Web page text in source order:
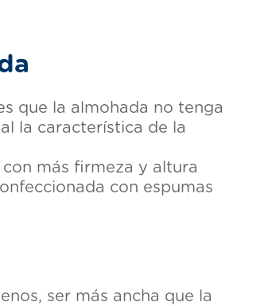
que la almohada no tenga
la característica de la
más firmeza y altura
con espumas
ser más ancha que la